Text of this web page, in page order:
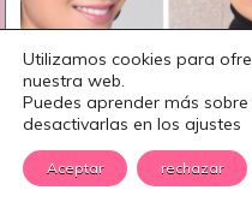
¡Cambia Tu Look!
Mujeres
Utilizamos cookies para
nuestra web.
Puedes aprender más
desactivarlas en los ajustes
Aceptar rechazar